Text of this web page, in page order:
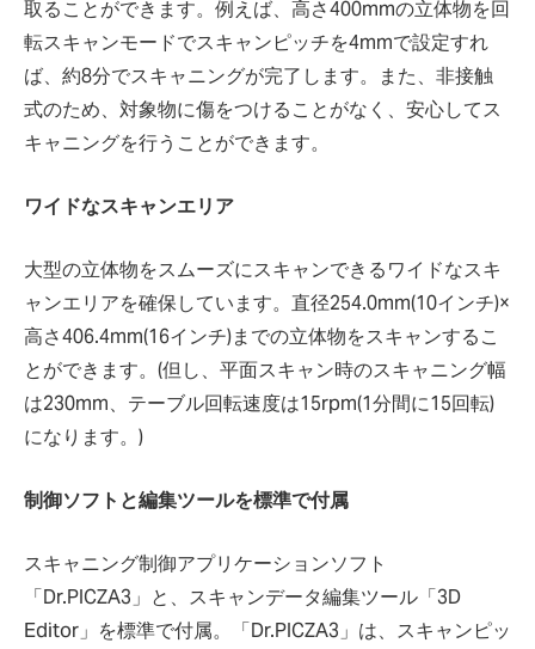
取ることができます。例えば、高さ400mmの立体物を回
転スキャンモードでスキャンピッチを4mmで設定すれ
ば、約8分でスキャニングが完了します。また、非接触
式のため、対象物に傷をつけることがなく、安心してス
キャニングを行うことができます。
ワイドなスキャンエリア
大型の立体物をスムーズにスキャンできるワイドなスキ
ャンエリアを確保しています。直径254.0mm(10インチ)×
高さ406.4mm(16インチ)までの立体物をスキャンするこ
とができます。(但し、平面スキャン時のスキャニング幅
は230mm、テーブル回転速度は15rpm(1分間に15回転)
になります。)
制御ソフトと編集ツールを標準で付属
スキャニング制御アプリケーションソフト
「Dr.PICZA3」と、スキャンデータ編集ツール「3D
Editor」を標準で付属。「Dr.PICZA3」は、スキャンピッ